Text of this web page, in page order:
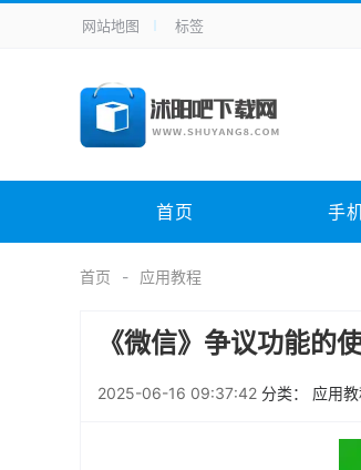
手机应用
手机游戏 H5游戏
电脑软件 其它类别
网站地图 标签
首页 手
首页 应用教程
《微信》争议功能的
2025-06-16 09:37:42 分类： 应用